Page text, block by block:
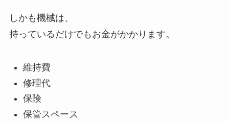
しかも機械は、
持っているだけでもお金がかかります。
維持費
修理代
保険
保管スペース